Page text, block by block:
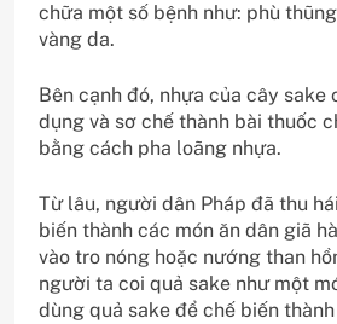
chữa một số bệnh như: phù
vàng da.
Bên cạnh đó, nhựa của cây sake
dụng và sơ chế thành bài thuốc
bằng cách pha loãng nhựa.
Từ lâu, người dân Pháp đã thu
biến thành các món ăn dân giã
vào tro nóng hoặc nướng than
người ta coi quả sake như một
dùng quả sake để chế biến